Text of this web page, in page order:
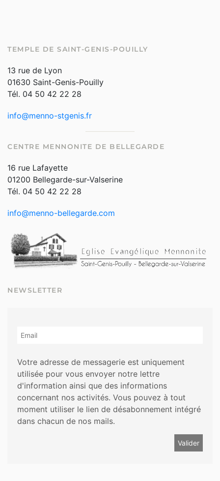
TEMPLE DE SAINT-GENIS-POUILLY
13 rue de Lyon
01630 Saint-Genis-Pouilly
Tél. 04 50 42 22 28
info@menno-stgenis.fr
CENTRE MENNONITE DE BELLEGARDE
16 rue Lafayette
01200 Bellegarde-sur-Valserine
Tél. 04 50 42 22 28
info@menno-bellegarde.com
NEWSLETTER
Votre adresse de messagerie est uniquement
utilisée pour vous envoyer notre lettre
d'information ainsi que des informations
concernant nos activités. Vous pouvez à tout
moment utiliser le lien de désabonnement intégré
dans chacun de nos mails.